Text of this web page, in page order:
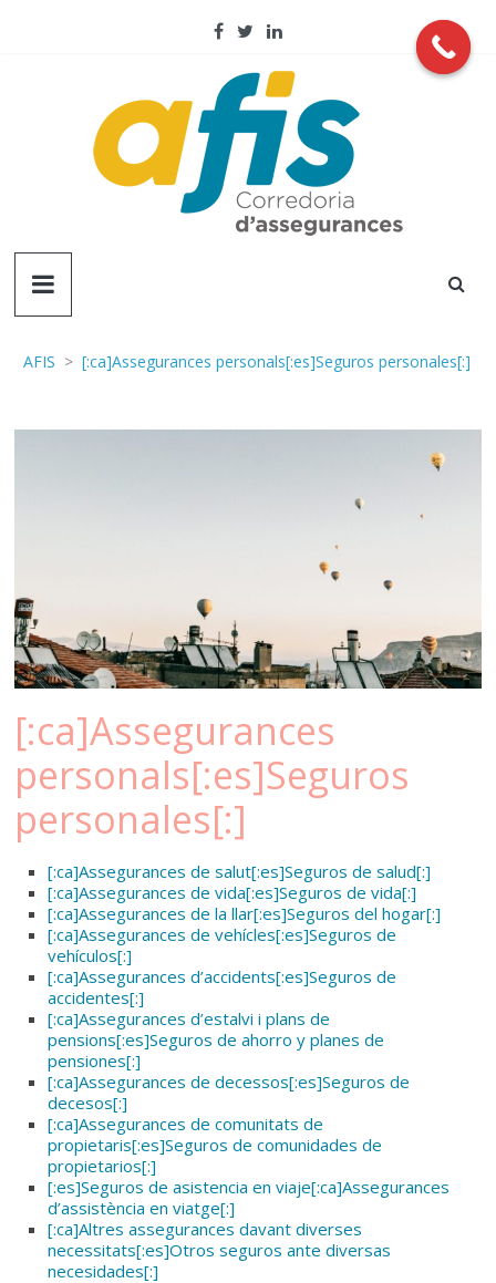
AFIS
d'assegurançes
AFIS > [:ca]Assegurances personals[:es]Seguros personales[:]
[:ca]Assegurances
personals[:es]Seguros
personales[:]
[:ca]Assegurances de salut[:es]Seguros de salud[:]
[:ca]Assegurances de vida[:es]Seguros de vida[:]
[:ca]Assegurances de la llar[:es]Seguros del hogar[:]
[:ca]Assegurances de vehícles[:es]Seguros de
vehículos[:]
[:ca]Assegurances d’accidents[:es]Seguros de
accidentes[:]
[:ca]Assegurances d’estalvi i plans de
pensions[:es]Seguros de ahorro y planes de
pensiones[:]
[:ca]Assegurances de decessos[:es]Seguros de
decesos[:]
[:ca]Assegurances de comunitats de
propietaris[:es]Seguros de comunidades de
propietarios[:]
[:es]Seguros de asistencia en viaje[:ca]Assegurances
d’assistència en viatge[:]
[:ca]Altres assegurances davant diverses
necessitats[:es]Otros seguros ante diversas
necesidades[:]